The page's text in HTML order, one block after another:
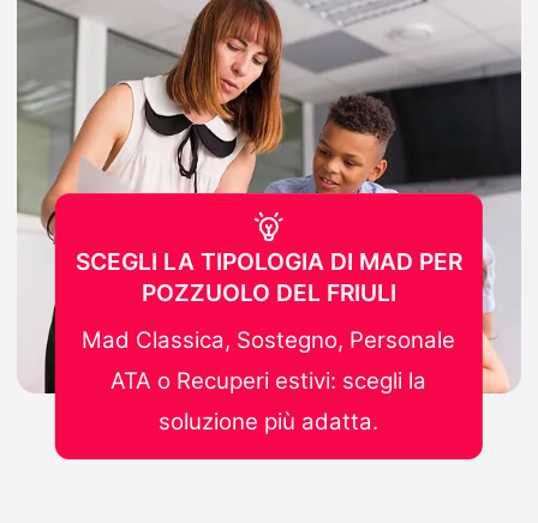
SCEGLI LA TIPOLOGIA DI MAD PER
POZZUOLO DEL FRIULI
Mad Classica, Sostegno, Personale
ATA o Recuperi estivi: scegli la
soluzione più adatta.